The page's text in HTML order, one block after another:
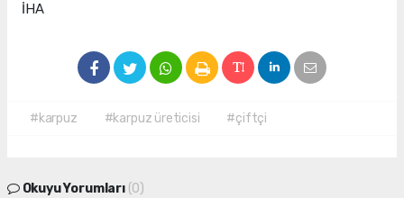
İHA
#karpuz #karpuz üreticisi #çiftçi
Okuyu Yorumları (0)